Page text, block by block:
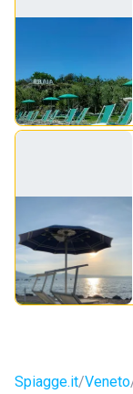
Spiagge.it Veneto